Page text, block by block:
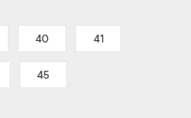
40 41
45